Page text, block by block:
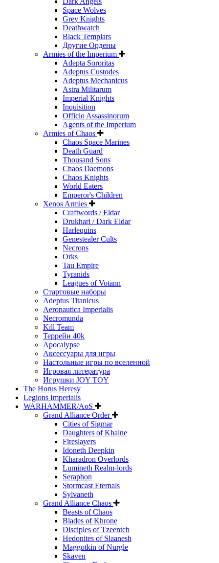
Space Wolves
Grey Knights
Deathwatch
Black Templars
Другие Ордены
Armies of the Imperium
Adepta Sororitas
Adeptus Custodes
Adeptus Mechanicus
Astra Militarum
Imperial Knights
Inquisition
Officio Assassinorum
Agents of the Imperium
Armies of Chaos
Chaos Space Marines
Death Guard
Thousand Sons
Chaos Daemons
Chaos Knights
World Eaters
Emperor's Children
Xenos Armies
Craftwords / Eldar
Drukhari / Dark Eldar
Harlequins
Genestealer Cults
Necrons
Orks
Tau Empire
Tyranids
Leagues of Votann
Стартовые наборы
Adeptus Titanicus
Aeronautica Imperialis
Necromunda
Kill Team
Террейн 40k
Apocalypse
Аксессуары для игры
Настольные игры по вселенной
Игровая литература
Игрушки JOY TOY
The Horus Heresy
Legions Imperialis
WARHAMMER/AoS
Grand Alliance Order
Cities of Sigmar
Daughters of Khaine
Fireslayers
Idoneth Deepkin
Kharadron Overlords
Lumineth Realm-lords
Seraphon
Stormcast Eternals
Sylvaneth
Grand Alliance Chaos
Beasts of Chaos
Blades of Khrone
Disciples of Tzeentch
Hedonites of Slaanesh
Maggotkin of Nurgle
Skaven